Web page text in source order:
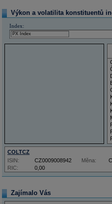
Výkon a volatilita konstituentů
Index:
COLTCZ
RIC: 0,00
ISIN: CZ0009008942 Měna:
Zajímalo Vás